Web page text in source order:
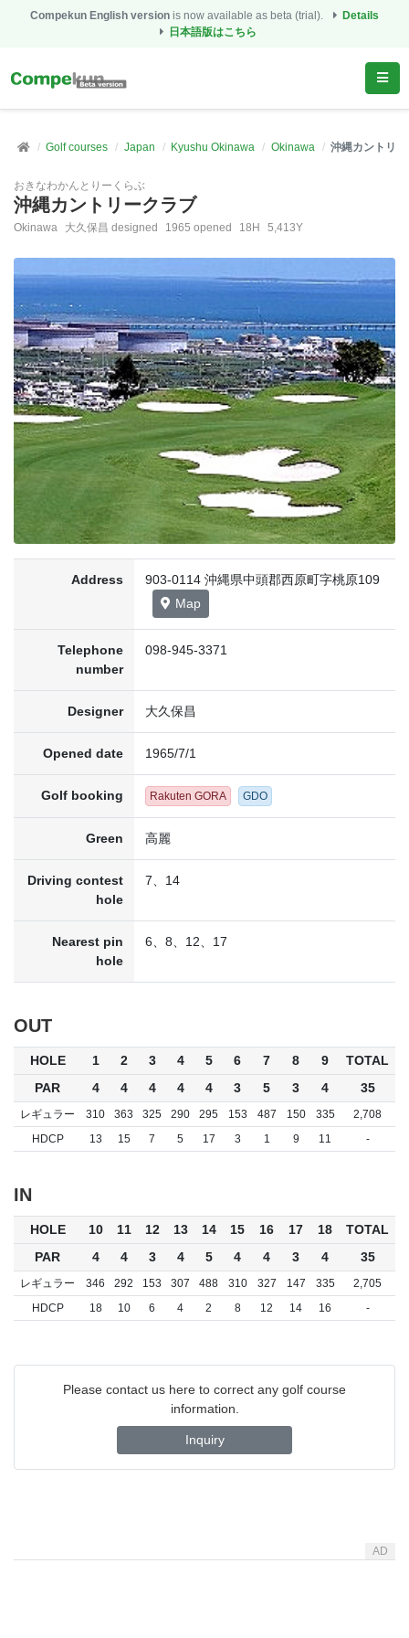
Compekun English version is now available as beta (trial).
Details
日本語版はこちら
Golf courses Japan Kyushu Okinawa Okinawa 沖縄カントリ
おきなわかんとりーくらぶ
沖縄カントリークラブ
Okinawa 大久保昌 designed 1965 opened 18H 5,413Y
Address
903-0114 沖縄県中頭郡西原町字桃原109
Map
Telephone
number
098-945-3371
Designer 大久保昌
Opened date 1965/7/1
Golf booking Rakuten GORA GDO
Green 高麗
Driving contest
hole
7、14
Nearest pin
hole
6、8、12、17
OUT
HOLE 1 2 3 4 5 6 7 8 9
TOTAL
PAR
4 4 4 4 4 3 5 3 4 35
レギュラー 310 363 325 290 295 153 487 150 335
2,708
HDCP
13 15 7 5 17 3 1 9 11 -
IN
HOLE 10 11 12 13 14 15 16 17 18
TOTAL
PAR
4 4 3 4 5 4 4 3 4 35
レギュラー 346 292 153 307 488 310 327 147 335
2,705
HDCP
18 10 6 4 2 8 12 14 16 -
Please contact us here to correct any golf course
information.
Inquiry
AD